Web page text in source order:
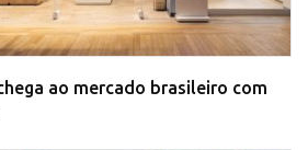
ao mercado brasileiro com